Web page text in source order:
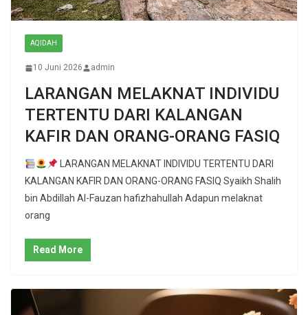
AQIDAH
10 Juni 2026 admin
LARANGAN MELAKNAT INDIVIDU
TERTENTU DARI KALANGAN
KAFIR DAN ORANG-ORANG FASIQ
LARANGAN MELAKNAT INDIVIDU TERTENTU DARI
KALANGAN KAFIR DAN ORANG-ORANG FASIQ Syaikh Shalih
bin Abdillah Al-Fauzan hafizhahullah Adapun melaknat
orang
Read More